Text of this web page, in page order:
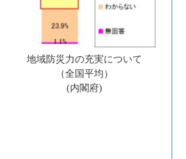
地域防災力の充実について
（全国平均）
(内閣府)